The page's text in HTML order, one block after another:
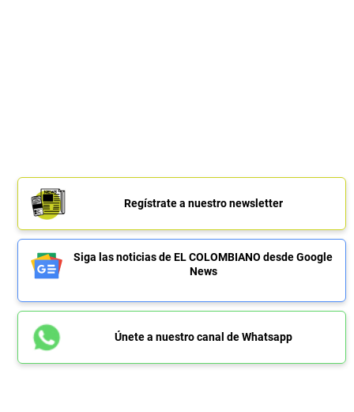
Regístrate a nuestro newsletter
Siga las noticias de EL COLOMBIANO desde Google
News
Únete a nuestro canal de Whatsapp